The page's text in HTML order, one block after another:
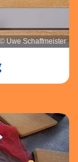
© Uwe Schaffmeister